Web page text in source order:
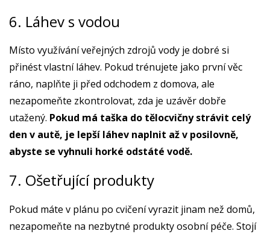
6. Láhev s vodou
Místo využívání veřejných zdrojů vody je dobré si
přinést vlastní láhev. Pokud trénujete jako první věc
ráno, naplňte ji před odchodem z domova, ale
nezapomeňte zkontrolovat, zda je uzávěr dobře
utažený. Pokud má taška do tělocvičny strávit celý
den v autě, je lepší láhev naplnit až v posilovně,
abyste se vyhnuli horké odstáté vodě.
7. Ošetřující produkty
Pokud máte v plánu po cvičení vyrazit jinam než domů,
nezapomeňte na nezbytné produkty osobní péče. Stojí